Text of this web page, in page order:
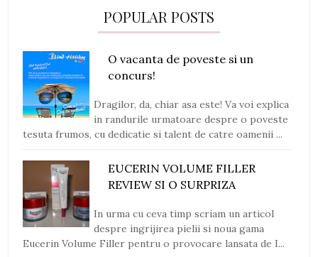
POPULAR POSTS
O vacanta de poveste si un
concurs!
Dragilor, da, chiar asa este! Va voi explica
in randurile urmatoare despre o poveste
tesuta frumos, cu dedicatie si talent de catre oamenii ...
EUCERIN VOLUME FILLER
REVIEW SI O SURPRIZA
In urma cu ceva timp scriam un articol
despre ingrijirea pielii si noua gama
Eucerin Volume Filler pentru o provocare lansata de I...